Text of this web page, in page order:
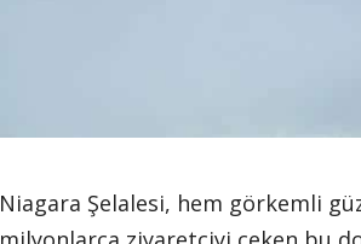
Niagara Şelalesi, hem görkemli